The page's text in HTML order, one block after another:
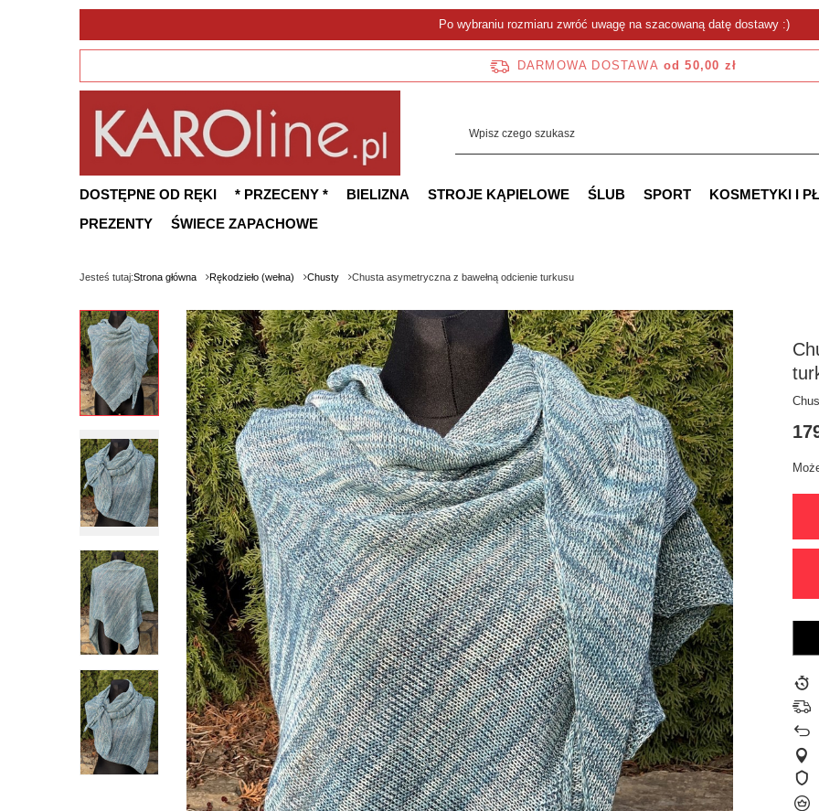
Po wybraniu rozmiaru zwróć uwagę na szacowaną datę dostawy :)
DARMOWA DOSTAWA od 50,00 zł
DOSTĘPNE OD RĘKI * PRZECENY * BIELIZNA STROJE KĄPIELOWE ŚLUB SPORT
KOSMETYKI I
PREZENTY
ŚWIECE ZAPACHOWE
Jesteś tutaj:Strona główna Rękodzieło (wełna) Chusty Chusta asymetryczna z bawełną odcienie turkusu